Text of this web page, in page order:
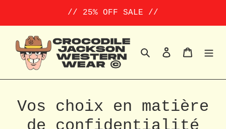
// 25% OFF SALE //
Rechercher
Se Panier
Vos choix en matière